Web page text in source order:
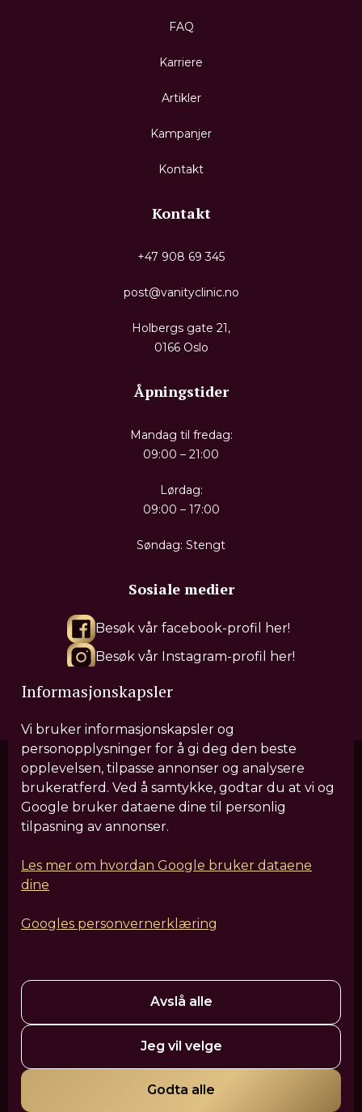
Informasjonskapsler
Vi bruker informasjonskapsler og
personopplysninger for å gi deg den beste
opplevelsen, tilpasse annonser og analysere
brukeratferd. Ved å samtykke, godtar du at vi og
Google bruker dataene dine til personlig
tilpasning av annonser.
Les mer om hvordan Google bruker dataene
dine
Googles personvernerklæring
Avslå alle
Jeg vil velge
Godta alle
FAQ
Karriere
Artikler
Kampanjer
Kontakt
Kontakt
+47 908 69 345
post@vanityclinic.no
Holbergs gate 21,
0166 Oslo
Åpningstider
Mandag til fredag:
09:00 – 21:00
Lørdag:
09:00 – 17:00
Søndag: Stengt
Sosiale medier
Besøk vår facebook-profil her!
Besøk vår Instagram-profil her!
Besøk vår Tiktok-profil her!
Våre behandlinger
SculptraIV DryppHårforbedrende behandlinger
Leppefiller
Fjerning av fillerRynkebehandling
Hudforbedrende laserbehandlinger
Polynukleotider - LaksespermMedisinsk hudpleie
VanityShapeCellulittreduksjon med filler
Mesoterapi – Pluryal MesolineTatoveringsfjerning
Hårfjerning med laser
Green Peel